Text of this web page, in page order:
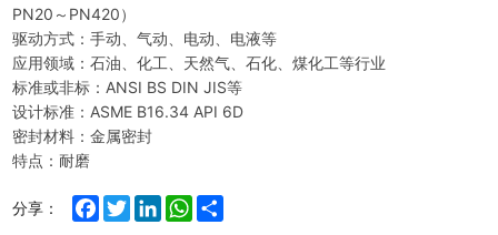
PN20～PN420）
驱动方式：手动、气动、电动、电液等
应用领域：石油、化工、天然气、石化、煤化工等行业
标准或非标：ANSI BS DIN JIS等
设计标准：ASME B16.34 API 6D
密封材料：金属密封
特点：耐磨
分享： Facebook
TwitterLinkedInWhatsApp
Share